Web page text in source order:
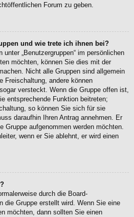
Forum zu geben.
und wie trete ich ihnen bei?
„Benutzergruppen“ im persönlichen
möchten, können Sie dies mit der
Nicht alle Gruppen sind allgemein
Freischaltung, andere können
versteckt. Wenn die Gruppe offen ist,
entsprechende Funktion beitreten;
so können Sie sich für sie
daraufhin Ihren Antrag annehmen. Er
Gruppe aufgenommen werden möchten.
wenn er Sie ablehnt, er wird einen
durch die Board-
die Gruppe erstellt wird. Wenn Sie eine
möchten, dann sollten Sie einen